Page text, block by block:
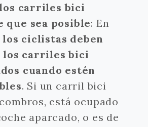
carriles bici
que sea posible: En
los ciclistas deben
carriles bici
cuando estén
. Si un carril bici
está ocupado
aparcado, o es de